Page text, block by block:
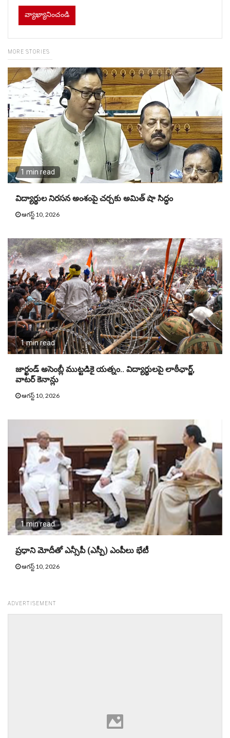
MORE STORIES
1 min read
విద్యార్థుల నిరసన అంశంపై చర్చకు అమిత్ షా సిద్ధం
ఆగస్ట్ 10, 2026
1 min read
జార్ఖండ్ అసెంబ్లీ ముట్టడికై యత్నం.. విద్యార్థులపై లాఠీఛార్జ్,
వాటర్‌ కెనాన్లు
ఆగస్ట్ 10, 2026
1 min read
ప్రధాని మోదీతో ఎన్సీపీ (ఎస్పీ) ఎంపీలు భేటీ
ఆగస్ట్ 10, 2026
ADVERTISEMENT